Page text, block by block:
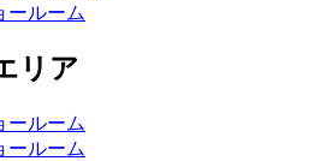
ールーム
リア
ールーム
ールーム